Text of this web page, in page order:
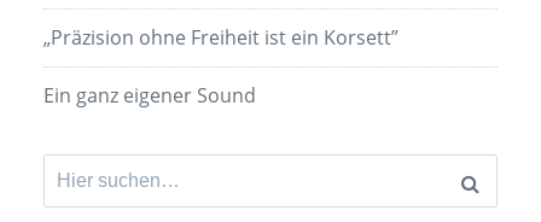
„Präzision ohne Freiheit ist ein Korsett”
Ein ganz eigener Sound
Suchen
nach: